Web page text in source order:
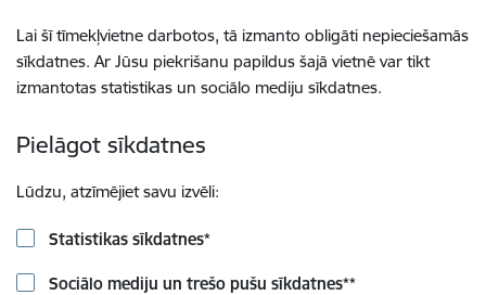
Lai šī tīmekļvietne darbotos, tā izmanto obligāti nepieciešamās
sīkdatnes. Ar Jūsu piekrišanu papildus šajā vietnē var tikt
izmantotas statistikas un sociālo mediju sīkdatnes.
Pielāgot sīkdatnes
Lūdzu, atzīmējiet savu izvēli:
Statistikas sīkdatnes*
Sociālo mediju un trešo pušu sīkdatnes**